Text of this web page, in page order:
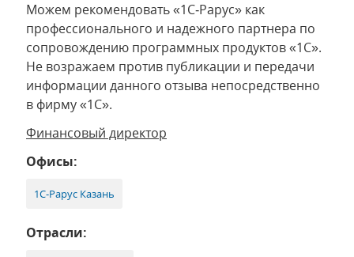
Можем рекомендовать «1С‑Рарус» как
профессионального и надежного партнера по
сопровождению программных продуктов «1С».
Не возражаем против публикации и передачи
информации данного отзыва непосредственно
в фирму «1С».
Финансовый директор
Офисы:
1С-Рарус Казань
Отрасли: